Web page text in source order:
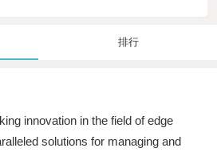
排行
innovation in the field of edge
solutions for managing and